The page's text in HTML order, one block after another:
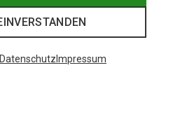
Datenschutz Impressum